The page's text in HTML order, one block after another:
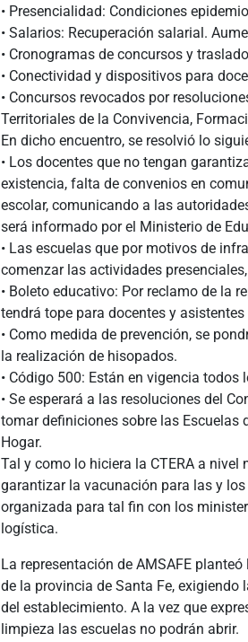
• Presencialidad: Condiciones
• Salarios: Recuperación salarial.
• Cronogramas de concursos y
• Conectividad y dispositivos para
• Concursos revocados por
Territoriales de la Convivencia,
En dicho encuentro, se resolvió lo
• Los docentes que no tengan
existencia, falta de convenios en
escolar, comunicando a las
será informado por el Ministerio de
• Las escuelas que por motivos de
comenzar las actividades
• Boleto educativo: Por reclamo de la
tendrá tope para docentes y asistentes
• Como medida de prevención, se
la realización de hisopados.
• Código 500: Están en vigencia todos
• Se esperará a las resoluciones del
tomar definiciones sobre las Escuelas
Hogar.
Tal y como lo hiciera la CTERA a
garantizar la vacunación para las y
organizada para tal fin con los
logística.
La representación de AMSAFE
de la provincia de Santa Fe,
del establecimiento. A la vez que
limpieza las escuelas no podrán abrir.